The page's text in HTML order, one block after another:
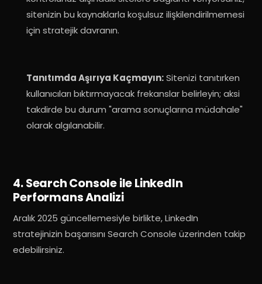
sitenizin bu kaynaklarla koşulsuz ilişkilendirilmemesi
için stratejik davranın.
Tanıtımda Aşırıya Kaçmayın:Sitenizi tanıtırken
kullanıcıları bıktırmayacak frekanslar belirleyin; aksi
takdirde bu durum "arama sonuçlarına müdahale"
olarak algılanabilir.
4. Search Console ile LinkedIn
Performans Analizi
Aralık 2025 güncellemesiyle birlikte, LinkedIn
stratejinizin başarısını Search Console üzerinden takip
edebilirsiniz.